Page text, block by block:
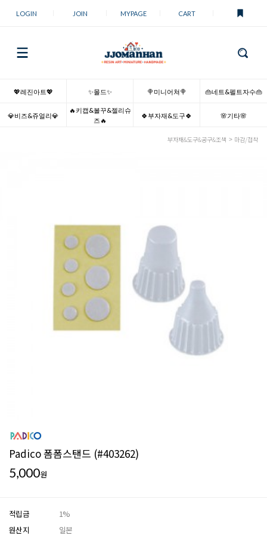
LOGIN JOIN MYPAGE CART
💖레진아트💖 ✨몰드✨ 🍭미니어쳐🍭 👜네트&펠트자수👜
💎비즈&쥬얼리💎
🔥키캡&볼꾸&젤리슈
즈🔥
🍀부자재&도구🍀 🌸기타🌸
부자재&도구&공구&조색 마감/접착
Padico 폼폼스탠드 (#403262)
5,000원
적립금
1%
원산지
일본